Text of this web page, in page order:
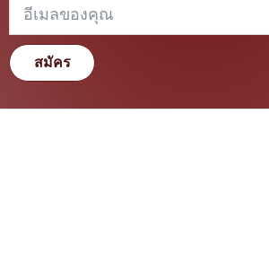
สมัคร